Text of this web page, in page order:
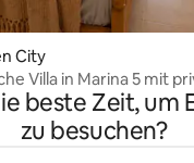
City
Villa in Marina 5 mit
beste Zeit, um
zu besuchen?